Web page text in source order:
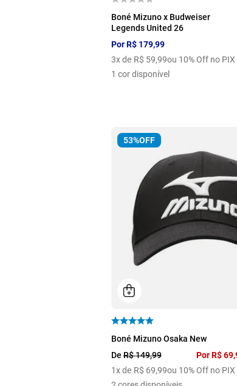
Boné Mizuno x Budweiser
Legends United 26
PorR$ 179,99
3x de R$ 59,99ou 10% Off no PIX
1 cor disponível
53%OFF
U
Boné Mizuno Osaka New
DeR$149,99 PorR$ 69,
1x de R$ 69,99ou 10% Off no PIX